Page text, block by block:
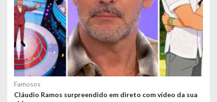
Famosos
Cláudio Ramos surpreendido em direto com vídeo da sua